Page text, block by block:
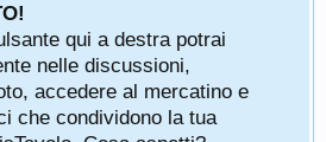
qui a destra potrai
nelle discussioni,
accedere al mercatino e
che condividono la tua